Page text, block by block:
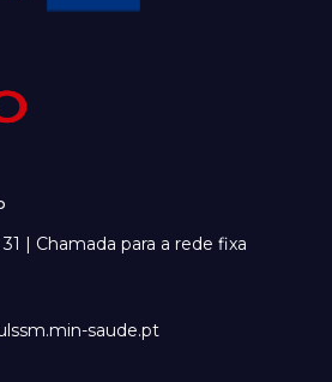
31 | Chamada para a rede fixa
saude.pt